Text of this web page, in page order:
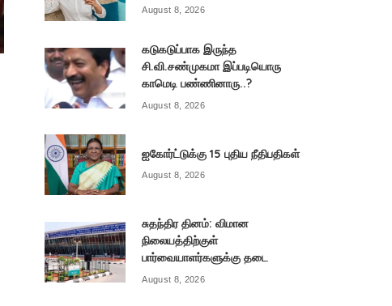
August 8, 2026
கடுகடுப்பாக இருந்த
சி.வி.சண்முகமா இப்படியொரு
காமெடி பண்ணினாரு..?
August 8, 2026
ஐகோர்ட்டுக்கு 15 புதிய நீதிபதிகள்
August 8, 2026
சுதந்திர தினம்: விமான
நிலையத்திற்குள்
பார்வையாளர்களுக்கு தடை
August 8, 2026